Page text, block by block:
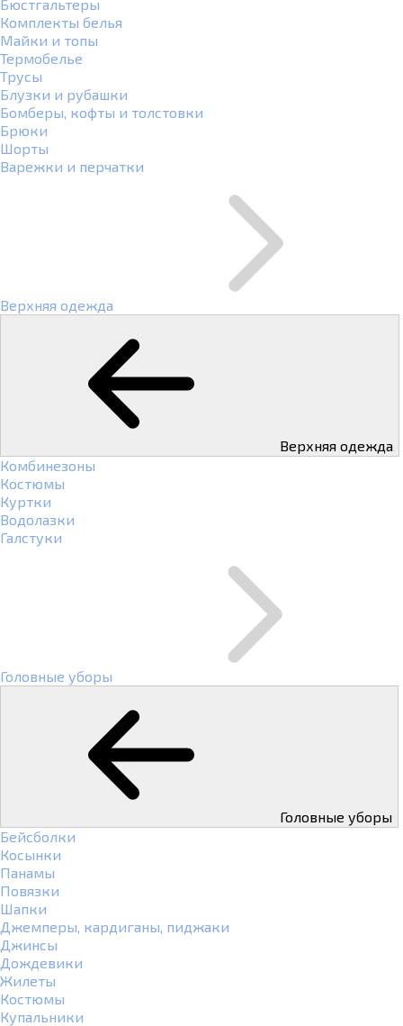
Бюстгальтеры
Комплекты белья
Майки и топы
Термобелье
Трусы
Блузки и рубашки
Бомберы, кофты и толстовки
Брюки
Шорты
Варежки и перчатки
Верхняя одежда
Верхняя одежда
Комбинезоны
Костюмы
Куртки
Водолазки
Галстуки
Головные уборы
Головные уборы
Бейсболки
Косынки
Панамы
Повязки
Шапки
Джемперы, кардиганы, пиджаки
Джинсы
Дождевики
Жилеты
Костюмы
Купальники